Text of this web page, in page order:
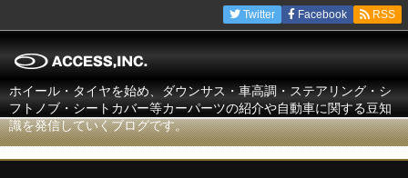
Twitter Facebook RSS
ホイール・タイヤを始め、ダウンサス・車高調・ステアリング・シ
フトノブ・シートカバー等カーパーツの紹介や自動車に関する豆知
識を発信していくブログです。